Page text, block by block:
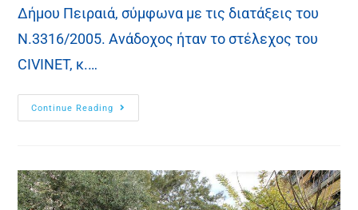
Δήμου Πειραιά, σύμφωνα με τις διατάξεις του
Ν.3316/2005. Ανάδοχος ήταν το στέλεχος του
CIVINET, κ.…
Continue Reading